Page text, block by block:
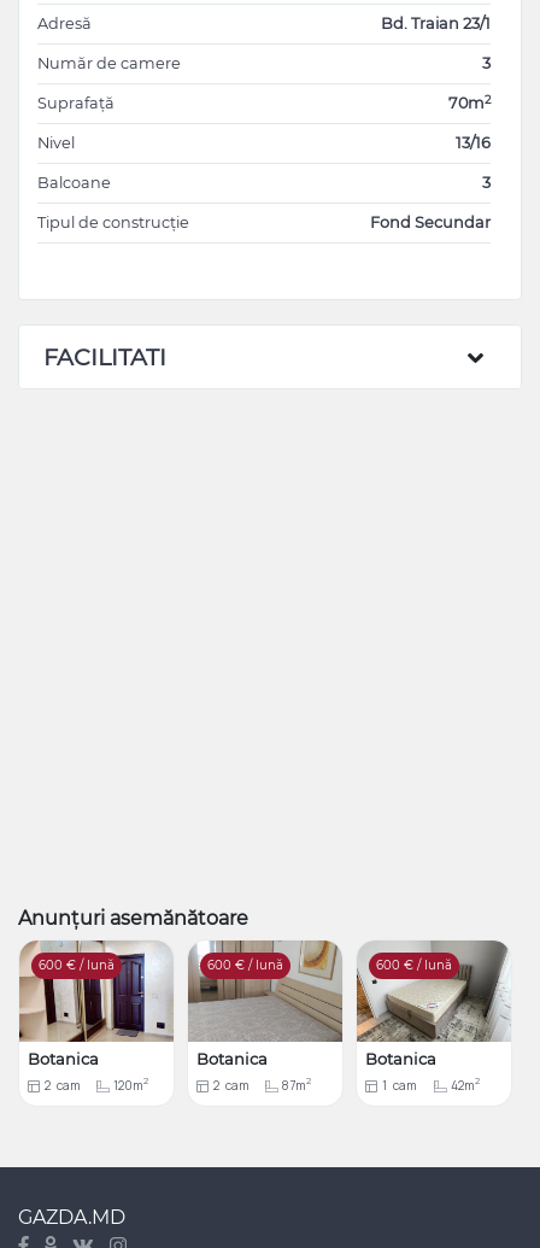
Adresă Bd. Traian 23/1
Număr de camere 3
Suprafață 70m2
Nivel 13/16
Balcoane 3
Tipul de construcție Fond Secundar
FACILITATI
Anunțuri asemănătoare
600 € / lună
Botanica
2 cam 120m2
600 € / lună
Botanica
2 cam 87m2
600 € / lună
Botanica
1 cam 42m2
GAZDA.MD